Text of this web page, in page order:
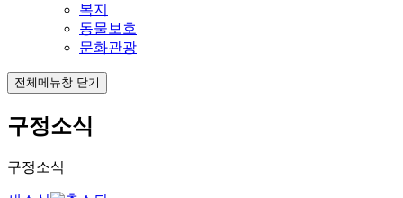
복지
동물보호
문화관광
전체메뉴창 닫기
구정소식
구정소식